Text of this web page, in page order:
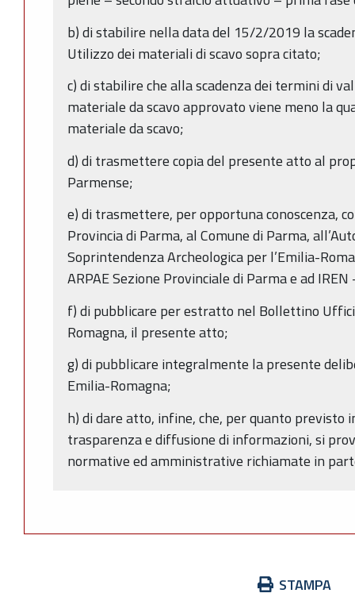
b) di stabilire nella data del 15/2/2019 la
Utilizzo dei materiali di scavo sopra citato;
c) di stabilire che alla scadenza dei termini di
materiale da scavo approvato viene meno la
materiale da scavo;
d) di trasmettere copia del presente atto al
Parmense;
e) di trasmettere, per opportuna conoscenza,
Provincia di Parma, al Comune di Parma,
Soprintendenza Archeologica per l’Emilia-
ARPAE Sezione Provinciale di Parma e ad
f) di pubblicare per estratto nel Bollettino
Romagna, il presente atto;
g) di pubblicare integralmente la presente
Emilia-Romagna;
h) di dare atto, infine, che, per quanto previsto
trasparenza e diffusione di informazioni, si
normative ed amministrative richiamate in
STAMPA